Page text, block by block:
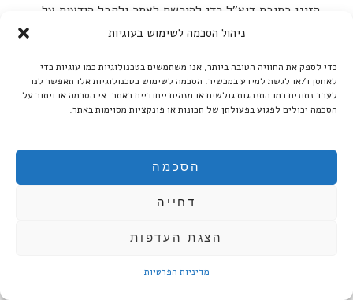
ניהול הסכמה לשימוש בעוגיות
כדי לספק את החוויה הטובה ביותר, אנו משתמשים בטכנולוגיות כמו עוגיות כדי
לאחסן ו/או לגשת למידע במכשיר. הסכמה לשימוש בטכנולוגיות אלו תאפשר לנו
לעבד נתונים כמו התנהגות גולשים או מזהים ייחודיים באתר. אי הסכמה או ויתור על
הסכמה יכולים לפגוע בפעולתן של תכונות או פונקציות מסוימות באתר.
הסכמה
דחייה
הצגת העדפות
מדיניות הפרטיות
הזינו כתובת דוא"ל כדי להירשם לאתר ולקבל הודעות על
פוסטים חדשים.
אודות שחרזדה:
כתב העת 'שחרזדה' נוסד בשנת 2005 על-ידי רקפת א. ידידיה ופעל ככתב